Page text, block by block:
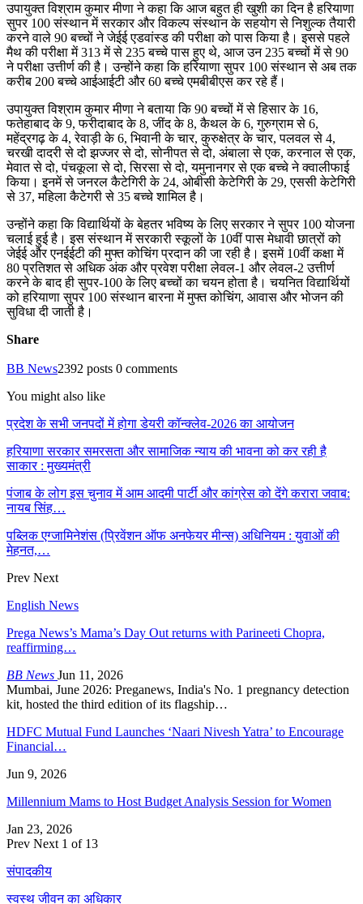
उपायुक्त विश्राम कुमार मीणा ने कहा कि आज बहुत ही खुशी का दिन है हरियाणा
सुपर 100 संस्थान में सरकार और विकल्प संस्थान के सहयोग से निशुल्क तैयारी
करने वाले 90 बच्चों ने जेईई एडवांस्ड की परीक्षा को पास किया है। इससे पहले
मैथ की परीक्षा में 313 में से 235 बच्चे पास हुए थे, आज उन 235 बच्चों में से 90
ने परीक्षा उत्तीर्ण की है। उन्होंने कहा कि हरियाणा सुपर 100 संस्थान से अब तक
करीब 200 बच्चे आईआईटी और 60 बच्चे एमबीबीएस कर रहे हैं।
उपायुक्त विश्राम कुमार मीणा ने बताया कि 90 बच्चों में से हिसार के 16,
फतेहाबाद के 9, फरीदाबाद के 8, जींद के 8, कैथल के 6, गुरुग्राम से 6,
महेंद्रगढ़ के 4, रेवाड़ी के 6, भिवानी के चार, कुरुक्षेत्र के चार, पलवल से 4,
चरखी दादरी से दो झज्जर से दो, सोनीपत से दो, अंबाला से एक, करनाल से एक,
मेवात से दो, पंचकूला से दो, सिरसा से दो, यमुनानगर से एक बच्चे ने क्वालीफाई
किया। इनमें से जनरल कैटेगिरी के 24, ओबीसी केटेगिरी के 29, एससी केटेगिरी
से 37, महिला कैटेगरी से 35 बच्चे शामिल है।
उन्होंने कहा कि विद्यार्थियों के बेहतर भविष्य के लिए सरकार ने सुपर 100 योजना
चलाई हुई है। इस संस्थान में सरकारी स्कूलों के 10वीं पास मेधावी छात्रों को
जेईई और एनईईटी की मुफ्त कोचिंग प्रदान की जा रही है। इसमें 10वीं कक्षा में
80 प्रतिशत से अधिक अंक और प्रवेश परीक्षा लेवल-1 और लेवल-2 उत्तीर्ण
करने के बाद ही सुपर-100 के लिए बच्चों का चयन होता है। चयनित विद्यार्थियों
को हरियाणा सुपर 100 संस्थान बारना में मुफ्त कोचिंग, आवास और भोजन की
सुविधा दी जाती है।
Share
BB News2392 posts 0 comments
You might also like
प्रदेश के सभी जनपदों में होगा डेयरी कॉन्क्लेव-2026 का आयोजन
हरियाणा सरकार समरसता और सामाजिक न्याय की भावना को कर रही है
साकार : मुख्यमंत्री
पंजाब के लोग इस चुनाव में आम आदमी पार्टी और कांग्रेस को देंगे करारा जवाब:
नायब सिंह…
पब्लिक एग्जामिनेशंस (प्रिवेंशन ऑफ अनफेयर मीन्स) अधिनियम : युवाओं की
मेहनत,…
Prev Next
English News
Prega News’s Mama’s Day Out returns with Parineeti Chopra,
reaffirming…
BB News Jun 11, 2026
Mumbai, June 2026: Preganews, India's No. 1 pregnancy detection
kit, hosted the third edition of its flagship…
HDFC Mutual Fund Launches ‘Naari Nivesh Yatra’ to Encourage
Financial…
Jun 9, 2026
Millennium Mams to Host Budget Analysis Session for Women
Jan 23, 2026
Prev Next 1 of 13
संपादकीय
स्वस्थ जीवन का अधिकार